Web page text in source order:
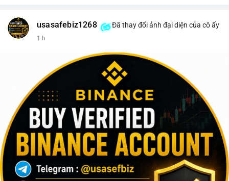
usasafebiz1268 Đã thay đổi ảnh đại diện của cô ấy
1 h